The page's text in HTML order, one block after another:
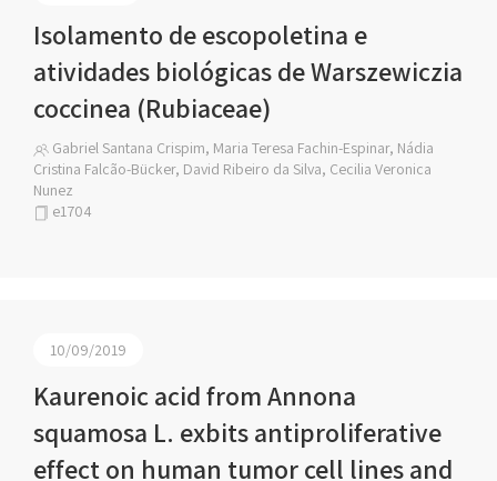
Isolamento de escopoletina e
atividades biológicas de Warszewiczia
coccinea (Rubiaceae)
Gabriel Santana Crispim, Maria Teresa Fachin-Espinar, Nádia
Cristina Falcão-Bücker, David Ribeiro da Silva, Cecilia Veronica
Nunez
e1704
10/09/2019
Kaurenoic acid from Annona
squamosa L. exbits antiproliferative
effect on human tumor cell lines and